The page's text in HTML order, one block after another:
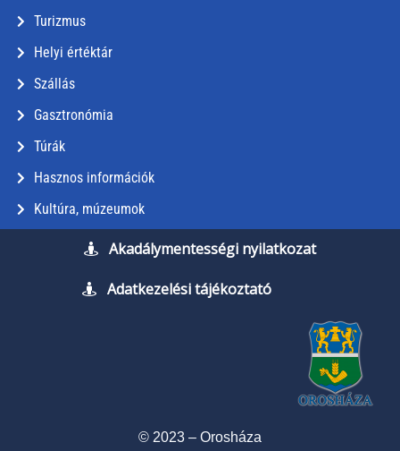
Turizmus
Helyi értéktár
Szállás
Gasztronómia
Túrák
Hasznos információk
Kultúra, múzeumok
Akadálymentességi nyilatkozat
Adatkezelési tájékoztató
© 2023 – Orosháza